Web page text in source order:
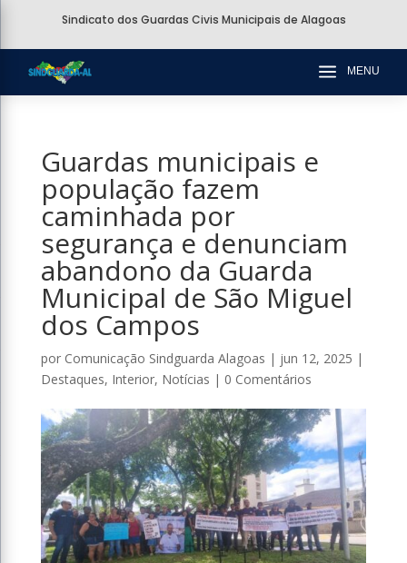
Sindicato dos Guardas Civis Municipais de Alagoas
a MENU
Guardas municipais e
população fazem
caminhada por
segurança e denunciam
abandono da Guarda
Municipal de São Miguel
dos Campos
por Comunicação Sindguarda Alagoas | jun 12, 2025 |
Destaques, Interior, Notícias | 0 Comentários